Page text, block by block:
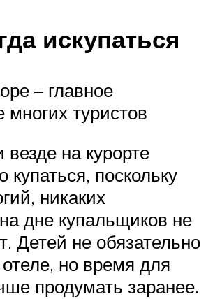
искупаться
– главное
многих туристов
везде на курорте
поскольку
никаких
дне купальщиков не
Детей не обязательно
но время для
продумать заранее.